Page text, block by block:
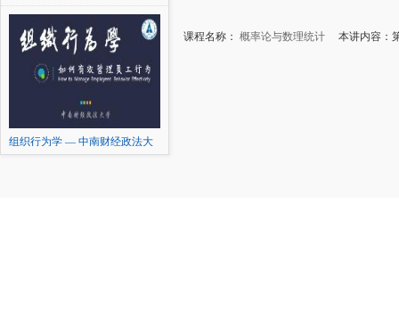
组织行为学 — 中南财经政法大
课程名称： 概率论与数理统计 本讲内容：